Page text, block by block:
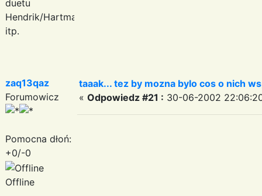
duetu
Hendrik/Hartmann
itp.
zaq13qaz
Forumowicz
Pomocna dłoń:
+0/-0
Offline
taaak... tez by mozna bylo cos o nich
« Odpowiedz #21 : 30-06-2002